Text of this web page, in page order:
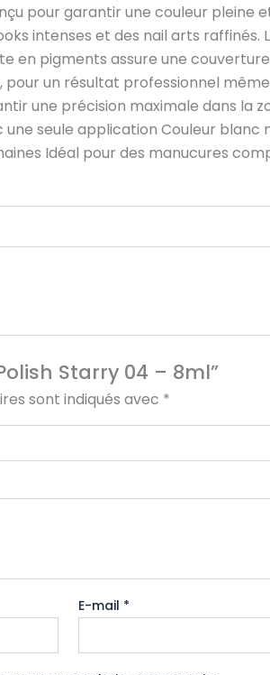
pour garantir une couleur
intenses et des nail arts
en pigments assure une
un résultat professionnel
une précision maximale dans la
seule application Couleur
Idéal pour des manucures
Starry 04 – 8ml”
sont indiqués avec *
E-mail *